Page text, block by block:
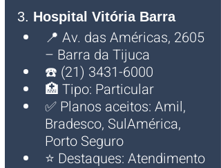
3. Hospital Vitória Barra
📍 Av. das Américas, 2605
– Barra da Tijuca
☎️ (21) 3431-6000
🏥 Tipo: Particular
✅ Planos aceitos: Amil,
Bradesco, SulAmérica,
Porto Seguro
⭐ Destaques: Atendimento